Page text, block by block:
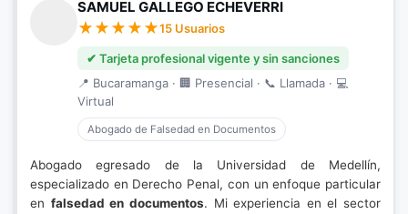
SAMUEL GALLEGO ECHEVERRI
15 Usuarios
✔ Tarjeta profesional vigente y sin sanciones
📍 Bucaramanga · 🏢 Presencial · 📞 Llamada · 💻
Virtual
Abogado de Falsedad en Documentos
Abogado egresado de la Universidad de Medellín,
especializado en Derecho Penal, con un enfoque particular
en falsedad en documentos. Mi experiencia en el sector